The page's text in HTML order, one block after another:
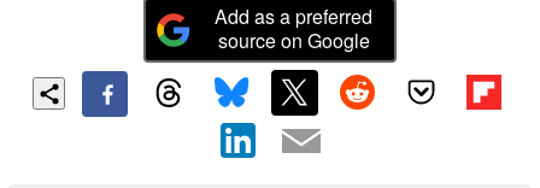
Add as a preferred
source on Google